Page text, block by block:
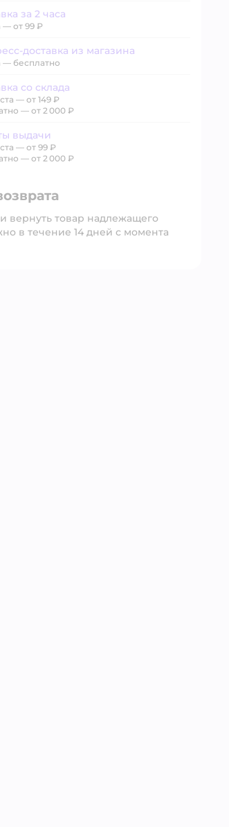
за 2 часа
— от 99 ₽
из магазина
доставка из магазина
— бесплатно
со склада
— от 149 ₽
— от 2 000 ₽
выдачи
— от 99 ₽
— от 2 000 ₽
вернуть товар надлежащего
в течение 14 дней с момента